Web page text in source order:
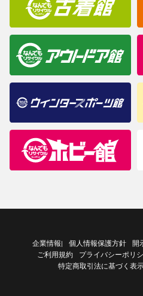
企業情報| 個人情報保護方針 開
ご利用規約 プライバシーポリ
特定商取引法に基づく表